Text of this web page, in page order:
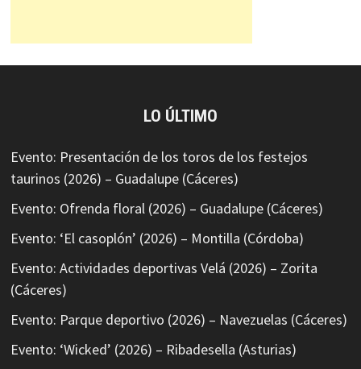
LO ÚLTIMO
Evento: Presentación de los toros de los festejos
taurinos (2026) – Guadalupe (Cáceres)
Evento: Ofrenda floral (2026) – Guadalupe (Cáceres)
Evento: ‘El casoplón’ (2026) – Montilla (Córdoba)
Evento: Actividades deportivas Velá (2026) – Zorita
(Cáceres)
Evento: Parque deportivo (2026) – Navezuelas (Cáceres)
Evento: ‘Wicked’ (2026) – Ribadesella (Asturias)